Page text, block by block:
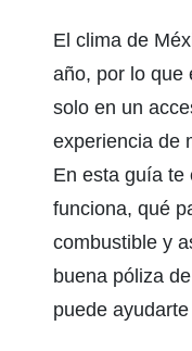
El clima de
año, por lo que
solo en un
experiencia de
En esta guía te
funciona, qué
combustible y
buena póliza
puede